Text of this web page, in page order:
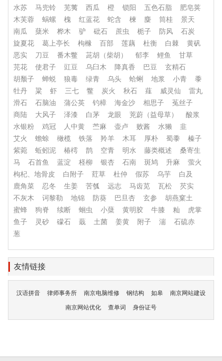
水苏
马兜铃 芜荑 西瓜 橙 锁阳 五色石脂
肥皂荚
木芙蓉
蜗螺 槐 红蓝花 蛇含 楝 麋 筒桂
景天
南瓜
蘖米 桦木 驴 砒石 蔗虫 栀子 防风
石炭
旋夏花
葛上亭长 枸橼 百部 莲藕 杜衡 白棘
黄矾
恶实
刀豆 番木鳖 茈胡（柴胡） 郁李 鲤鱼
甘草
芫花
使君子 豇豆 乌臼木 降真香 巴豆
玄精石
胡颓子
蝉蜕 狼毒 绿青 乌头 蛤蜊 地浆 小青
黍
牡丹
粱 虾 三七 鳖 炭火 秋石 薤 威灵仙
雷丸
滑石
石脑油 蒲公英 钓樟 海金沙 相思子
菟丝子
商陆
大风子 泽漆 白茅 龙眼 茺蔚（益母草）
酸浆
水银粉
鸡冠 人中黄 苎麻 壶卢 败酱 水獭
韭
艾火
蟾蜍 橄榄 铁落 羚羊 木耳 厚朴 蜀黍
榛子
紫菀
蚯蚓泥 椿樗 鹊 空青 明水 藤类概述
桑寄生
马
石首鱼 蓝淀 柽柳 银杏 石南 斑鸠 升麻
萤火
枸杞、地骨皮
白附子 荭草 杜仲 假苏 乌芋
白及
鹿角菜
忍冬 生姜 苦瓠 远志 马齿苋 瓦松
芡实
不灰木
诃黎勒 地锦 防葵 巴旦杏 玄参
胡燕窠土
蜜蜂
狗脊 续断 蛔虫 小蘖 黄明胶 牛膝 籼
虎掌
鱼子
灵砂 礞石 蕺 土菌 姜黄 附子 湍
石硫赤
葱
友情链接
汉语拼音 律师事务所 南京电脑维修 钢结构 如皋 南京网站建设
南京网站优化 查单词 身份证号